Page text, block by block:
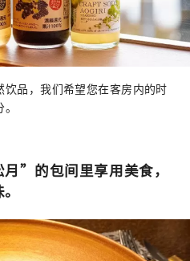
品，我们希望您在客房内的时
”的包间里享用美食，